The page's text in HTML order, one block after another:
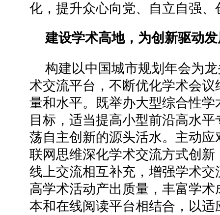
化，提升众心向党、自立自强
建设学术高地，为创新驱动
构建以中国城市规划年会为
术交流平台，不断优化学术会
量和水平。既举办大型综合性
目标，适当提高小型前沿高水
荡自主创新的源头活水。主动
联网思维深化学术交流方式创
线上交流相互补充，增强学术
高学术活动产出质量，丰富学
本和在线阅读平台相结合，以